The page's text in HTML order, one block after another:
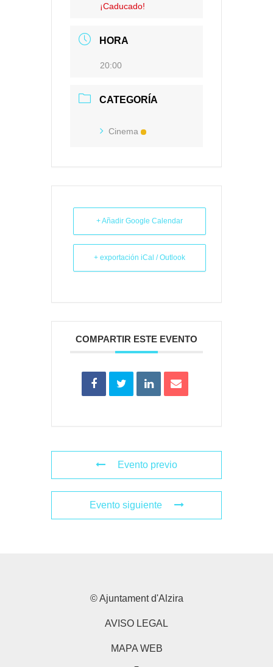
¡Caducado!
HORA
20:00
CATEGORÍA
Cinema
+ Añadir Google Calendar
+ exportación iCal / Outlook
COMPARTIR ESTE EVENTO
Evento previo
Evento siguiente
© Ajuntament d'Alzira
AVISO LEGAL
MAPA WEB